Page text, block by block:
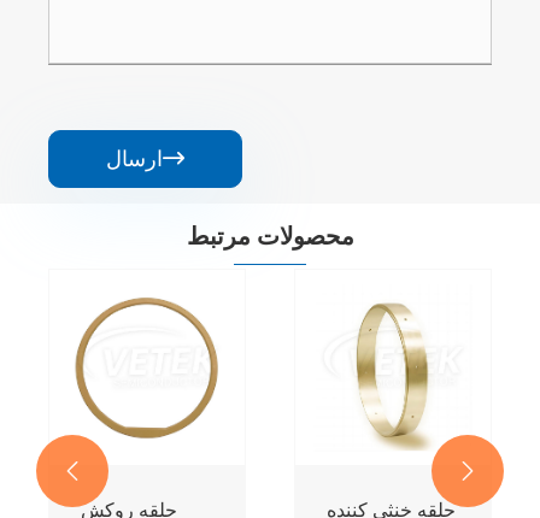
ارسال
محصولات مرتبط
حلقه روکش
حلقه خنثی کننده
 